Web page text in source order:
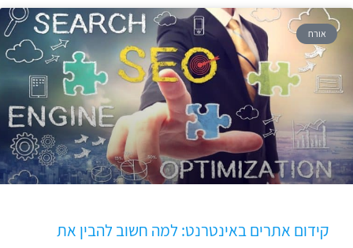
אורח
קידום אתרים באינטרנט: למה חשוב להבין את